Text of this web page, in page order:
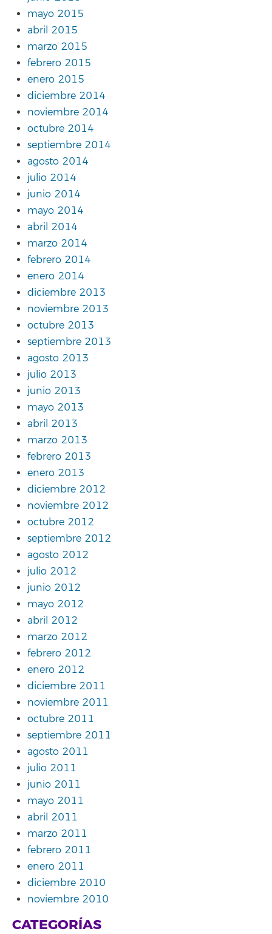
mayo 2015
abril 2015
marzo 2015
febrero 2015
enero 2015
diciembre 2014
noviembre 2014
octubre 2014
septiembre 2014
agosto 2014
julio 2014
junio 2014
mayo 2014
abril 2014
marzo 2014
febrero 2014
enero 2014
diciembre 2013
noviembre 2013
octubre 2013
septiembre 2013
agosto 2013
julio 2013
junio 2013
mayo 2013
abril 2013
marzo 2013
febrero 2013
enero 2013
diciembre 2012
noviembre 2012
octubre 2012
septiembre 2012
agosto 2012
julio 2012
junio 2012
mayo 2012
abril 2012
marzo 2012
febrero 2012
enero 2012
diciembre 2011
noviembre 2011
octubre 2011
septiembre 2011
agosto 2011
julio 2011
junio 2011
mayo 2011
abril 2011
marzo 2011
febrero 2011
enero 2011
diciembre 2010
noviembre 2010
CATEGORÍAS